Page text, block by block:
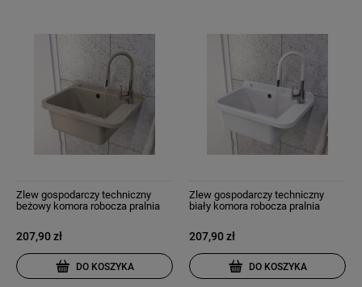
Zlew gospodarczy techniczny
beżowy komora robocza pralnia
207,90 zł
DO KOSZYKA
Zlew gospodarczy techniczny
biały komora robocza pralnia
207,90 zł
DO KOSZYKA